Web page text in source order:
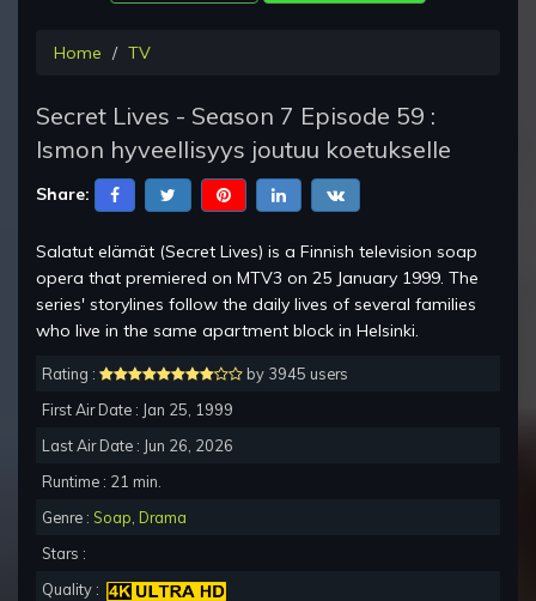
Home TV
Secret Lives - Season 7 Episode 59 :
Ismon hyveellisyys joutuu koetukselle
Share:
Salatut elämät (Secret Lives) is a Finnish television soap
opera that premiered on MTV3 on 25 January 1999. The
series' storylines follow the daily lives of several families
who live in the same apartment block in Helsinki.
Rating :
by 3945 users
First Air Date : Jan 25, 1999
Last Air Date : Jun 26, 2026
Runtime : 21 min.
Genre : Soap Drama
Stars :
Quality :